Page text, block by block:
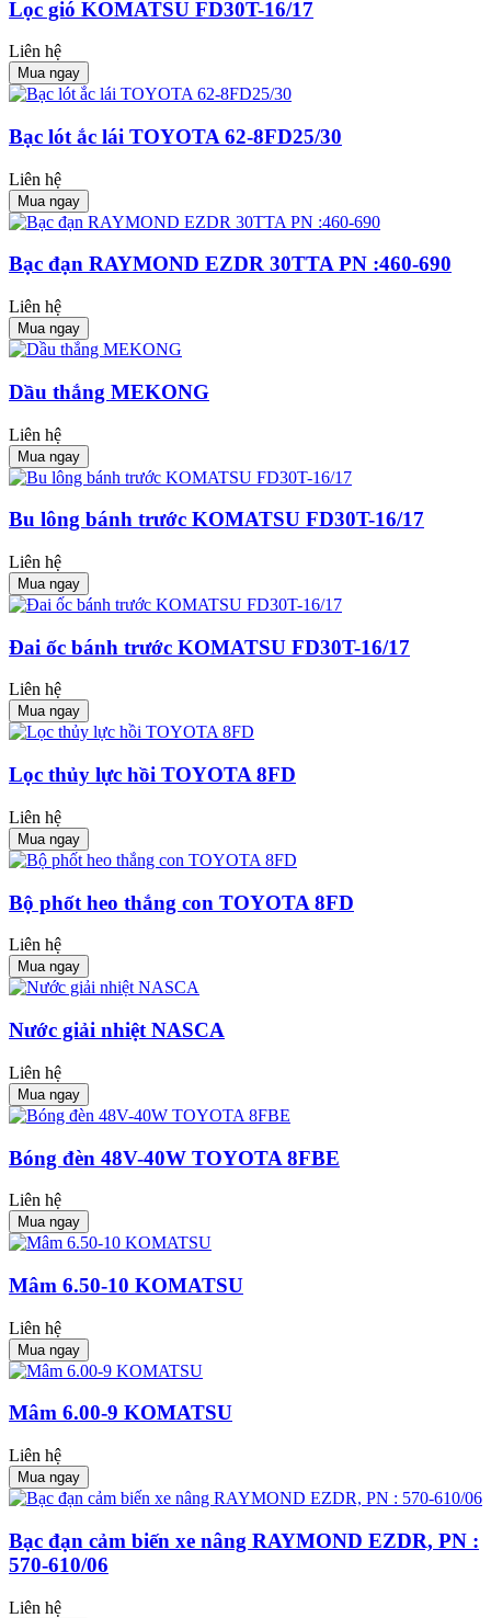
Lọc gió KOMATSU FD30T-16/17
Liên hệ
Mua ngay
Bạc lót ắc lái TOYOTA 62-8FD25/30
Liên hệ
Mua ngay
Bạc đạn RAYMOND EZDR 30TTA PN :460-690
Liên hệ
Mua ngay
Dầu thắng MEKONG
Liên hệ
Mua ngay
Bu lông bánh trước KOMATSU FD30T-16/17
Liên hệ
Mua ngay
Đai ốc bánh trước KOMATSU FD30T-16/17
Liên hệ
Mua ngay
Lọc thủy lực hồi TOYOTA 8FD
Liên hệ
Mua ngay
Bộ phốt heo thắng con TOYOTA 8FD
Liên hệ
Mua ngay
Nước giải nhiệt NASCA
Liên hệ
Mua ngay
Bóng đèn 48V-40W TOYOTA 8FBE
Liên hệ
Mua ngay
Mâm 6.50-10 KOMATSU
Liên hệ
Mua ngay
Mâm 6.00-9 KOMATSU
Liên hệ
Mua ngay
Bạc đạn cảm biến xe nâng RAYMOND EZDR, PN :
570-610/06
Liên hệ